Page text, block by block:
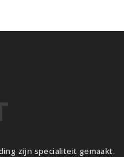
zijn specialiteit gemaakt.